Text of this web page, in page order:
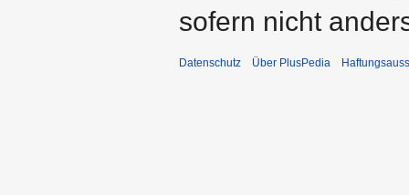
sofern nicht
Datenschutz Über PlusPedia